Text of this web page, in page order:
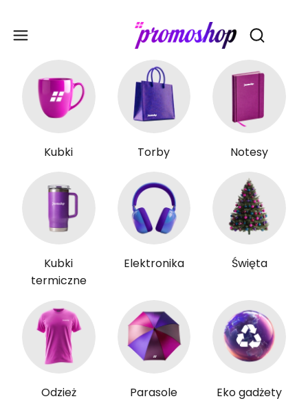
Otwórz
Kubki Torby Notesy
Kubki
termiczne
Elektronika Święta
Odzież Parasole Eko gadżety